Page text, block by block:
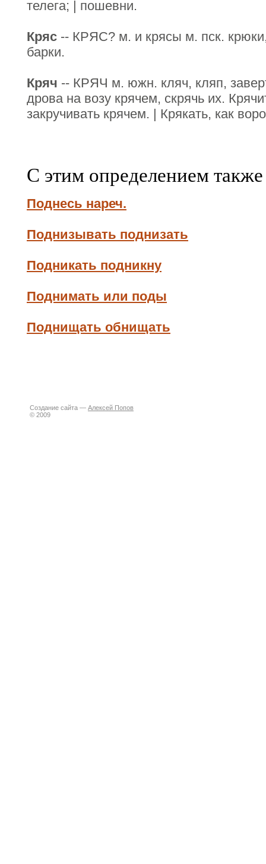
телега; | пошевни.
Кряс -- КРЯС? м. и крясы м. пск.
барки.
Кряч -- КРЯЧ м. южн. кляч, кляп,
дрова на возу крячем, скрячь их.
закручивать крячем. | Крякать, как
С этим определением
Поднесь нареч.
Поднизывать поднизать
Подникать подникну
Поднимать или поды
Поднищать обнищать
Создание сайта — Алексей Попов
© 2009